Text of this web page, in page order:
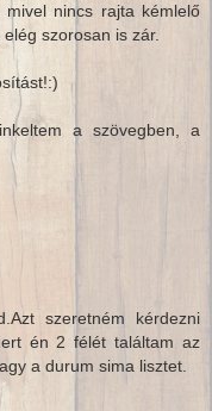
nincs rajta kémlelő
szorosan is zár.
a szövegben, a
szeretném kérdezni
én 2 félét találtam az
a durum sima lisztet.